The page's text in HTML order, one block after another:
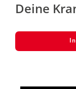
Deine